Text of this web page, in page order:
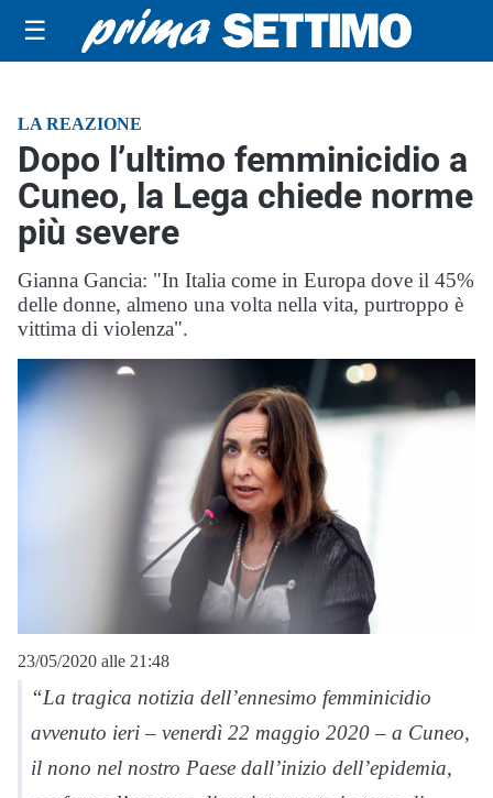
☰
LA REAZIONE
Dopo l’ultimo femminicidio a
Cuneo, la Lega chiede norme
più severe
Gianna Gancia: "In Italia come in Europa dove il 45%
delle donne, almeno una volta nella vita, purtroppo è
vittima di violenza".
23/05/2020 alle 21:48
“La tragica notizia dell’ennesimo femminicidio
avvenuto ieri – venerdì 22 maggio 2020 – a Cuneo,
il nono nel nostro Paese dall’inizio dell’epidemia,